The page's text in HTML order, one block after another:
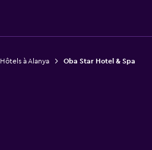
Hôtels à Alanya Oba Star Hotel & Spa